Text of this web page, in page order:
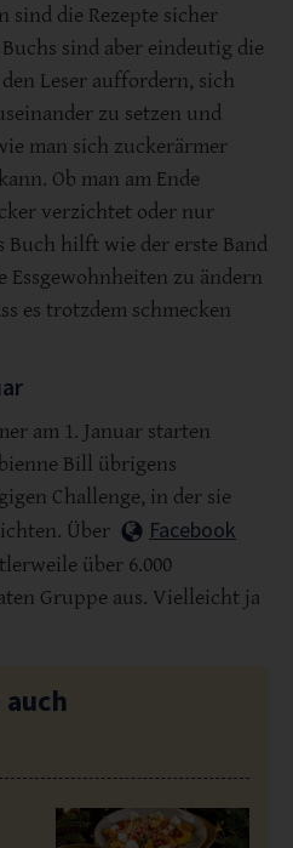
sind die Rezepte sicher
sind aber eindeutig die
Leser auffordern, sich
zu setzen und
man sich zuckerärmer
Ob man am Ende
verzichtet oder nur
Buch hilft wie der erste Band
Essgewohnheiten zu ändern
es trotzdem schmecken
am 1. Januar starten
Bill übrigens
Challenge, in der sie
Über
Facebook
über 6.000
Gruppe aus. Vielleicht ja